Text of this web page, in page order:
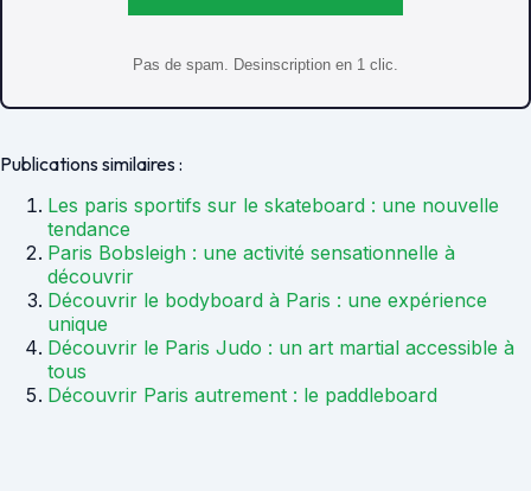
Pas de spam. Desinscription en 1 clic.
Publications similaires :
Les paris sportifs sur le skateboard : une nouvelle
tendance
Paris Bobsleigh : une activité sensationnelle à
découvrir
Découvrir le bodyboard à Paris : une expérience
unique
Découvrir le Paris Judo : un art martial accessible à
tous
Découvrir Paris autrement : le paddleboard